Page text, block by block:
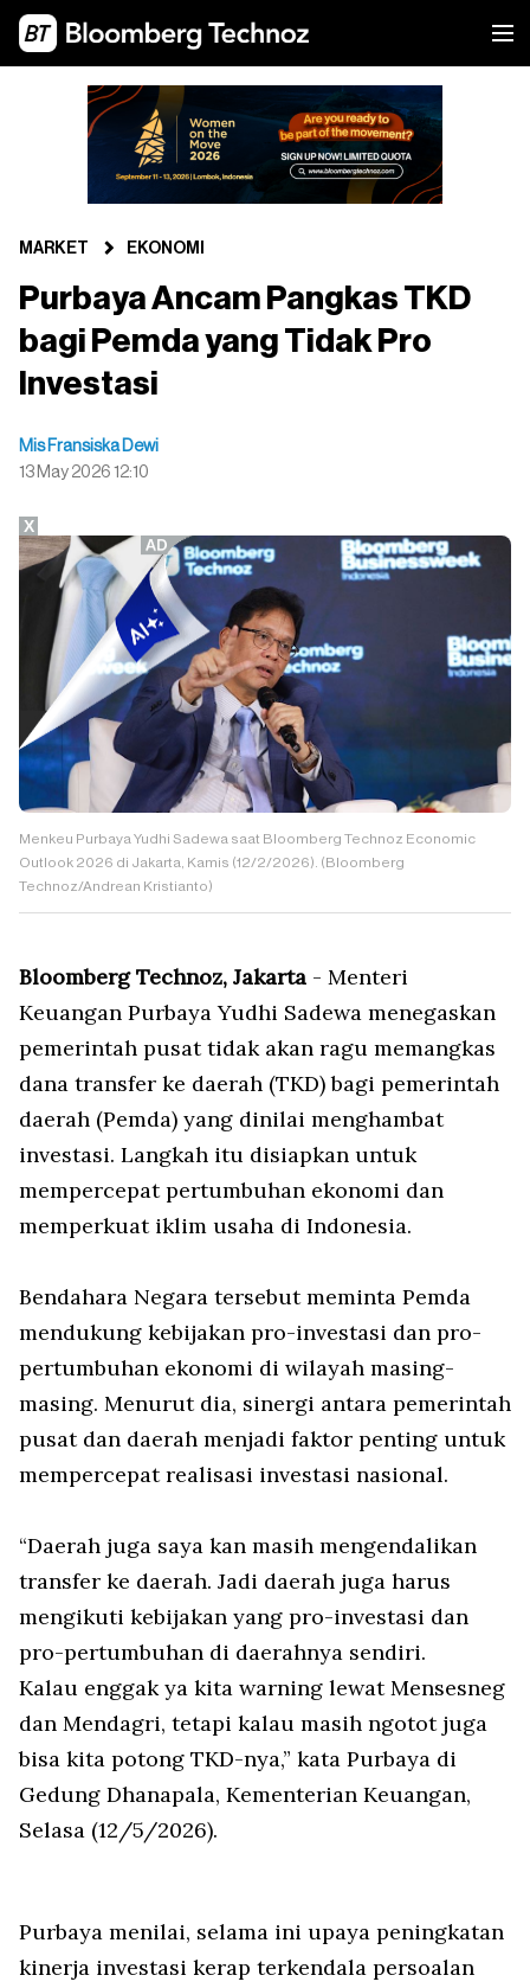
MARKET EKONOMI
Purbaya Ancam Pangkas TKD
bagi Pemda yang Tidak Pro
Investasi
Mis Fransiska Dewi
13 May 2026 12:10
Menkeu Purbaya Yudhi Sadewa saat Bloomberg Technoz Economic
Outlook 2026 di Jakarta, Kamis (12/2/2026). (Bloomberg
Technoz/Andrean Kristianto)
Bloomberg Technoz, Jakarta - Menteri
Keuangan Purbaya Yudhi Sadewa menegaskan
pemerintah pusat tidak akan ragu memangkas
dana transfer ke daerah (TKD) bagi pemerintah
daerah (Pemda) yang dinilai menghambat
investasi. Langkah itu disiapkan untuk
mempercepat pertumbuhan ekonomi dan
memperkuat iklim usaha di Indonesia.
Bendahara Negara tersebut meminta Pemda
mendukung kebijakan pro-investasi dan pro-
pertumbuhan ekonomi di wilayah masing-
masing. Menurut dia, sinergi antara pemerintah
pusat dan daerah menjadi faktor penting untuk
mempercepat realisasi investasi nasional.
“Daerah juga saya kan masih mengendalikan
transfer ke daerah. Jadi daerah juga harus
mengikuti kebijakan yang pro-investasi dan
pro-pertumbuhan di daerahnya sendiri.
Kalau enggakya kita warning lewat Mensesneg
dan Mendagri, tetapi kalau masih ngotot juga
bisa kita potong TKD-nya,” kata Purbaya di
Gedung Dhanapala, Kementerian Keuangan,
Selasa (12/5/2026).
Purbaya menilai, selama ini upaya peningkatan
kinerja investasi kerap terkendala persoalan
X